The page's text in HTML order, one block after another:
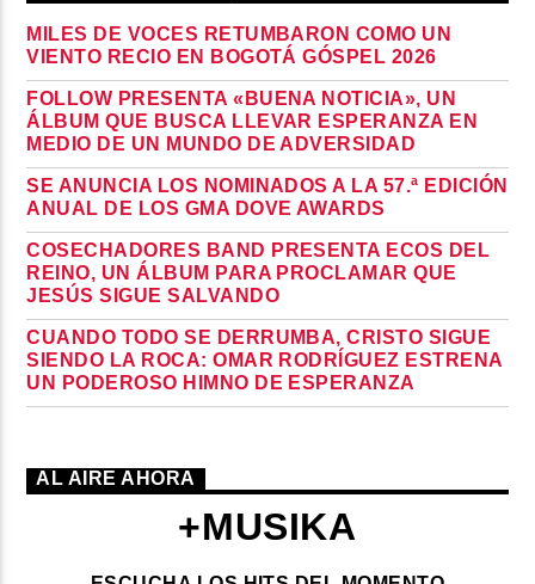
MILES DE VOCES RETUMBARON COMO UN
VIENTO RECIO EN BOGOTÁ GÓSPEL 2026
FOLLOW PRESENTA «BUENA NOTICIA», UN
ÁLBUM QUE BUSCA LLEVAR ESPERANZA EN
MEDIO DE UN MUNDO DE ADVERSIDAD
SE ANUNCIA LOS NOMINADOS A LA 57.ª EDICIÓN
ANUAL DE LOS GMA DOVE AWARDS
COSECHADORES BAND PRESENTA ECOS DEL
REINO, UN ÁLBUM PARA PROCLAMAR QUE
JESÚS SIGUE SALVANDO
CUANDO TODO SE DERRUMBA, CRISTO SIGUE
SIENDO LA ROCA: OMAR RODRÍGUEZ ESTRENA
UN PODEROSO HIMNO DE ESPERANZA
AL AIRE AHORA
+MUSIKA